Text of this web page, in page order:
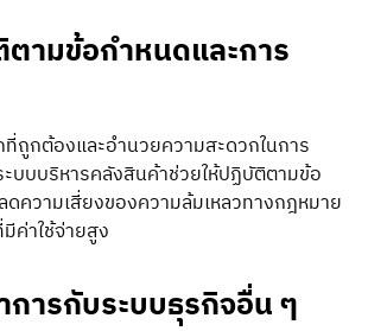
ามข้อกำหนดและการ
ถูกต้องและอำนวยความสะดวกในการ
บบบริหารคลังสินค้าช่วยให้ปฏิบัติตามข้อ
ดความเสี่ยงของความล้มเหลวทางกฎหมาย
ค่าใช้จ่ายสูง
ารกับระบบธุรกิจอื่น ๆ